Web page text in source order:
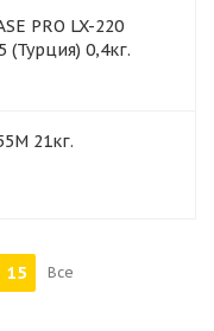
PRO LX-220
(Турция) 0,4кг.
21кг.
15 Все